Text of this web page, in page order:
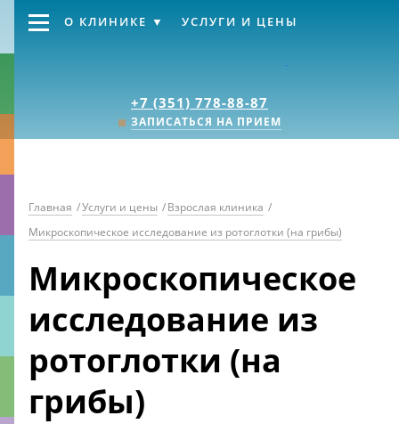
+7 (351) 778-88-87
ЗАПИСАТЬСЯ НА ПРИЕМ
О КЛИНИКЕ УСЛУГИ И ЦЕНЫ
Главная /Услуги и цены /Взрослая клиника /
Микроскопическое исследование из ротоглотки (на грибы)
Микроскопическое
исследование из
ротоглотки (на
грибы)